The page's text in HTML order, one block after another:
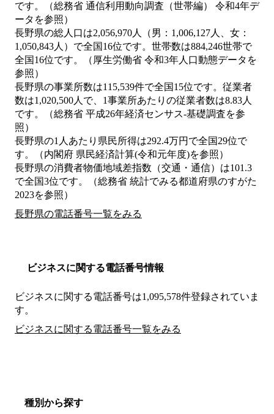
です。（総務省 通信利用動向調査（世帯編） 令和4年デ
ータを参照）
長野県の総人口は2,056,970人（男：1,006,127人、女：
1,050,843人）で全国16位です。世帯数は884,246世帯で
全国16位です。（厚生労働省 令和3年人口動態データを
参照）
長野県の事業所数は115,539件で全国15位です。従業者
数は1,020,500人で、1事業所あたりの従業者数は8.83人
です。（総務省 平成26年経済センサス‐基礎調査を参
照）
長野県の1人あたり県民所得は292.4万円で全国29位で
す。（内閣府 県民経済計算(令和元年度)を参照）
長野県の消費者物価地域差指数（交通・通信）は101.3
で全国3位です。（総務省 統計でみる都道府県のすがた
2023を参照）
長野県の電話番号一覧をみる
ビジネスに関する電話番号情報
ビジネスに関する電話番号は1,095,578件登録されていま
す。
ビジネスに関する電話番号一覧をみる
種別から探す